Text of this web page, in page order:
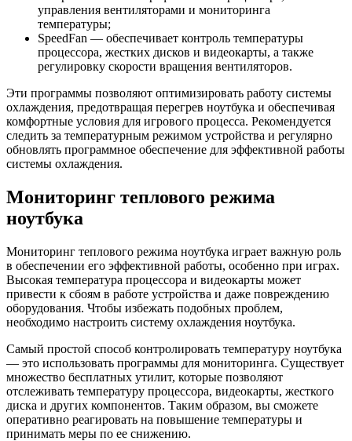
управления вентиляторами и мониторинга
температуры;
SpeedFan — обеспечивает контроль температуры
процессора, жестких дисков и видеокарты, а также
регулировку скорости вращения вентиляторов.
Эти программы позволяют оптимизировать работу системы
охлаждения, предотвращая перегрев ноутбука и обеспечивая
комфортные условия для игрового процесса. Рекомендуется
следить за температурным режимом устройства и регулярно
обновлять программное обеспечение для эффективной работы
системы охлаждения.
Мониторинг теплового режима
ноутбука
Мониторинг теплового режима ноутбука играет важную роль
в обеспечении его эффективной работы, особенно при играх.
Высокая температура процессора и видеокарты может
привести к сбоям в работе устройства и даже повреждению
оборудования. Чтобы избежать подобных проблем,
необходимо настроить систему охлаждения ноутбука.
Самый простой способ контролировать температуру ноутбука
— это использовать программы для мониторинга. Существует
множество бесплатных утилит, которые позволяют
отслеживать температуру процессора, видеокарты, жесткого
диска и других компонентов. Таким образом, вы сможете
оперативно реагировать на повышение температуры и
принимать меры по ее снижению.